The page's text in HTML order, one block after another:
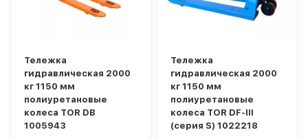
Тележка
гидравлическая 2000
кг 1150 мм
полиуретановые
колеса TOR DB
1005943
Тележка
гидравлическая 2000
кг 1150 мм
полиуретановые
колеса TOR DF-III
(серия S) 1022218